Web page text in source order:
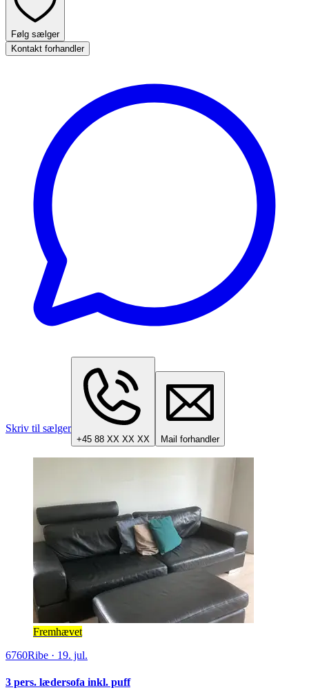
Følg sælger
Kontakt forhandler
Skriv til sælger
+45 88 XX XX XX Mail forhandler
Fremhævet
6760Ribe · 19. jul.
3 pers. lædersofa inkl. puff